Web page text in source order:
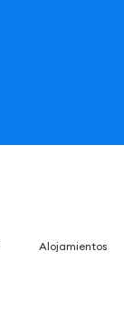
Alojamientos